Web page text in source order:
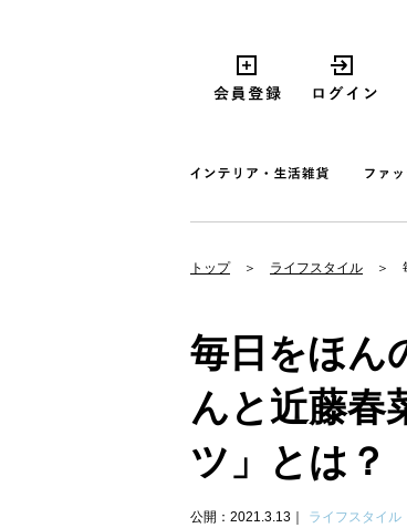
トップ ライフスタイル
毎日をほん
んと近藤春
ツ」とは？
公開：2021.3.13 ライフスタイル